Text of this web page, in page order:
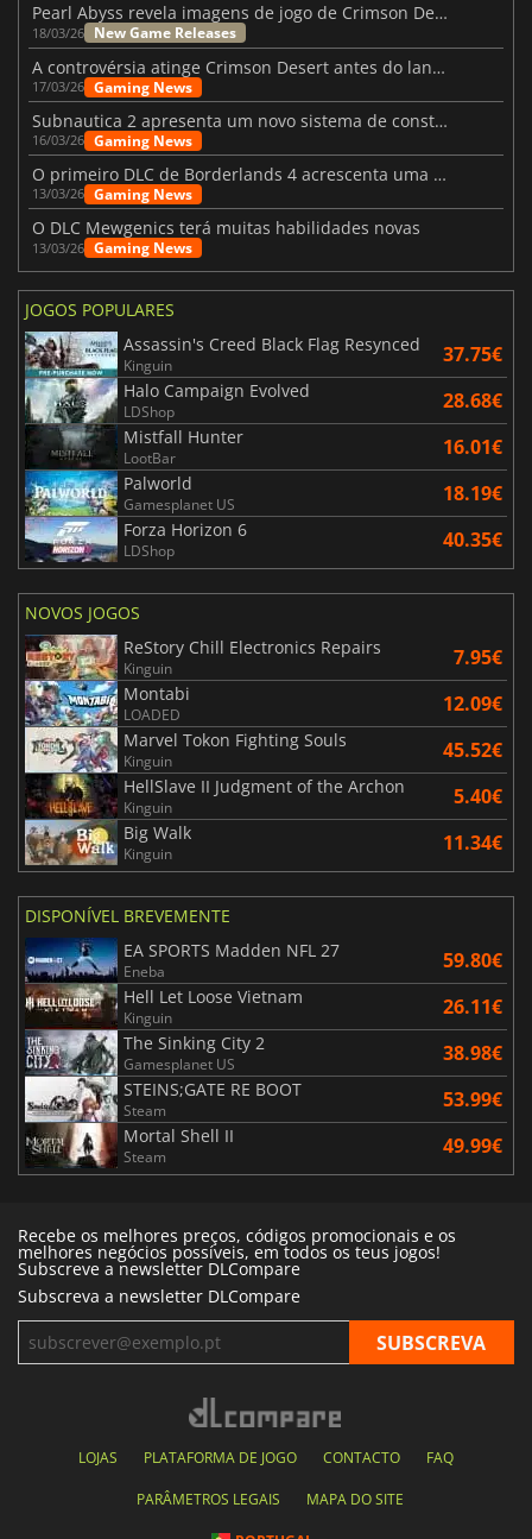
Pearl Abyss revela imagens de jogo de Crimson Desert para a PS5
18/03/26 New Game Releases
A controvérsia atinge Crimson Desert antes do lançamento
17/03/26 Gaming News
Subnautica 2 apresenta um novo sistema de construção de bases
16/03/26 Gaming News
O primeiro DLC de Borderlands 4 acrescenta uma nova personagem e muito mais
13/03/26 Gaming News
O DLC Mewgenics terá muitas habilidades novas
13/03/26 Gaming News
JOGOS POPULARES
Assassin's Creed Black Flag Resynced
Kinguin 37.75€
Halo Campaign Evolved
LDShop 28.68€
Mistfall Hunter
LootBar 16.01€
Palworld
Gamesplanet US 18.19€
Forza Horizon 6
LDShop 40.35€
NOVOS JOGOS
ReStory Chill Electronics Repairs
Kinguin 7.95€
Montabi
LOADED 12.09€
Marvel Tokon Fighting Souls
Kinguin 45.52€
HellSlave II Judgment of the Archon
Kinguin 5.40€
Big Walk
Kinguin 11.34€
DISPONÍVEL BREVEMENTE
EA SPORTS Madden NFL 27
Eneba 59.80€
Hell Let Loose Vietnam
Kinguin 26.11€
The Sinking City 2
Gamesplanet US 38.98€
STEINS;GATE RE BOOT
Steam 53.99€
Mortal Shell II
Steam 49.99€
Recebe os melhores preços, códigos promocionais e os
melhores negócios possíveis, em todos os teus jogos!
Subscreve a newsletter DLCompare
Subscreva a newsletter DLCompare
LOJAS PLATAFORMA DE JOGO CONTACTO FAQ
PARÂMETROS LEGAIS MAPA DO SITE